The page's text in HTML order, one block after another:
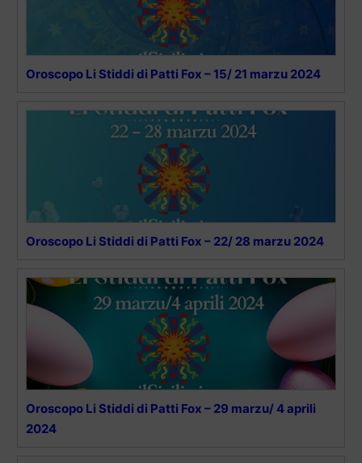
Oroscopo Li Stiddi di Patti Fox – 15/ 21 marzu 2024
Oroscopo Li Stiddi di Patti Fox – 22/ 28 marzu 2024
Oroscopo Li Stiddi di Patti Fox – 29 marzu/ 4 aprili
2024